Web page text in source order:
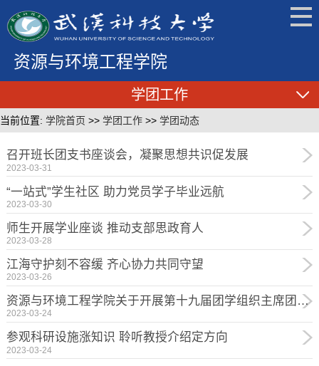
资源与环境工程学院
学团工作
当前位置: 学院首页 >> 学团工作 >> 学团动态
召开班长团支书座谈会，凝聚思想共识促发展
2023-03-31
“一站式”学生社区 助力党员学子毕业远航
2023-03-30
师生开展学业座谈 推动支部思政育人
2023-03-28
江海守护刻不容缓 齐心协力共同守望
2023-03-26
资源与环境工程学院关于开展第十九届团学组织主席团换届遴选工作的通知
2023-03-24
参观科研设施涨知识 聆听教授介绍定方向
2023-03-24